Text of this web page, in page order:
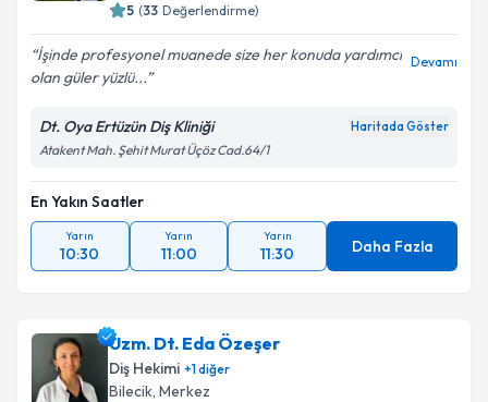
5 (33 Değerlendirme)
İşinde profesyonel muanede size her konuda yardımcı
olan güler yüzlü...
Devamı
Dt. Oya Ertüzün Diş Kliniği Haritada Göster
Atakent Mah. Şehit Murat Üçöz Cad.64/1
En Yakın Saatler
Yarın
10:30
Yarın
11:00
Yarın
11:30 Daha Fazla
Uzm. Dt. Eda Özeşer
Diş Hekimi +1diğer
Bilecik, Merkez